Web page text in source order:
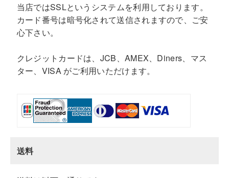
当店ではSSLというシステムを利用しております。
カード番号は暗号化されて送信されますので、ご安
心下さい。
クレジットカードは、JCB、AMEX、Diners、マス
ター、VISA がご利用いただけます。
送料